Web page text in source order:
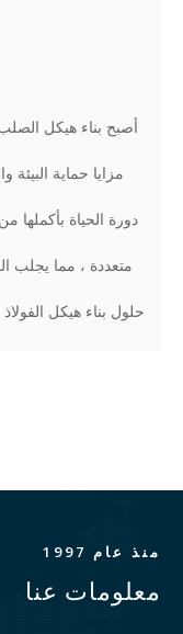
أصبح بناء هيكل
مزايا حماية البيئة
دورة الحياة بأكملها
متعددة ، مما يجلب
حلول بناء هيكل
منذ عام 1997
معلومات عنا